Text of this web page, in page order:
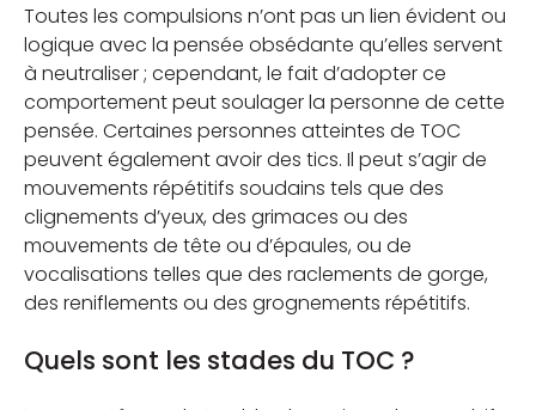
Toutes les compulsions n’ont pas un lien évident ou
logique avec la pensée obsédante qu’elles servent
à neutraliser ; cependant, le fait d’adopter ce
comportement peut soulager la personne de cette
pensée. Certaines personnes atteintes de TOC
peuvent également avoir des tics. Il peut s’agir de
mouvements répétitifs soudains tels que des
clignements d’yeux, des grimaces ou des
mouvements de tête ou d’épaules, ou de
vocalisations telles que des raclements de gorge,
des reniflements ou des grognements répétitifs.
Quels sont les stades du TOC ?